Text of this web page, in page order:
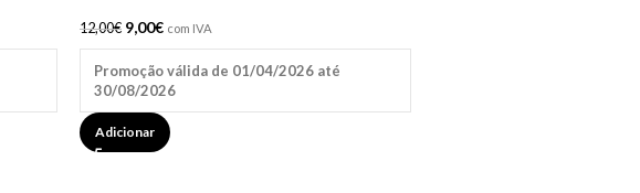
12,00€ 9,00€ com IVA
Promoção válida de 01/04/2026 até
30/08/2026
Adicionar